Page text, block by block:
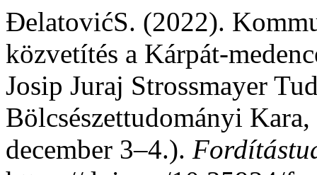
ĐelatovićS. (2022).
közvetítés a Kárpát-
Josip Juraj Strossmayer
Bölcsészettudományi
december 3–4.).